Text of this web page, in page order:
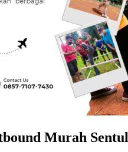
Murah Sentul